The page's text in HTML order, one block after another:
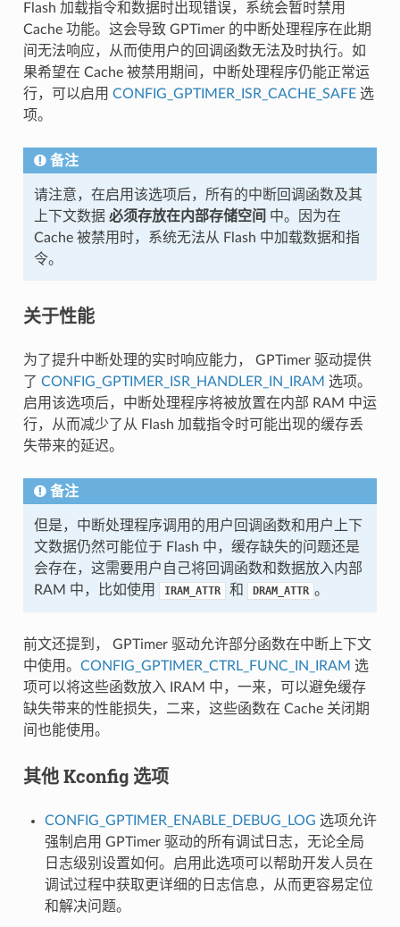
Flash 加载指令和数据时出现错误，系统会暂时禁用
Cache 功能。这会导致 GPTimer 的中断处理程序在此期
间无法响应，从而使用户的回调函数无法及时执行。如
果希望在 Cache 被禁用期间，中断处理程序仍能正常运
行，可以启用 CONFIG_GPTIMER_ISR_CACHE_SAFE选
项。
备注
请注意，在启用该选项后，所有的中断回调函数及其
上下文数据 必须存放在内部存储空间 中。因为在
Cache 被禁用时，系统无法从 Flash 中加载数据和指
令。
关于性能
为了提升中断处理的实时响应能力， GPTimer 驱动提供
了 CONFIG_GPTIMER_ISR_HANDLER_IN_IRAM 选项。
启用该选项后，中断处理程序将被放置在内部 RAM 中运
行，从而减少了从 Flash 加载指令时可能出现的缓存丢
失带来的延迟。
备注
但是，中断处理程序调用的用户回调函数和用户上下
文数据仍然可能位于 Flash 中，缓存缺失的问题还是
会存在，这需要用户自己将回调函数和数据放入内部
RAM 中，比如使用
IRAM_ATTR 和 DRAM_ATTR 。
前文还提到， GPTimer 驱动允许部分函数在中断上下文
中使用。 CONFIG_GPTIMER_CTRL_FUNC_IN_IRAM 选
项可以将这些函数放入 IRAM 中，一来，可以避免缓存
缺失带来的性能损失，二来，这些函数在 Cache 关闭期
间也能使用。
其他 Kconfig 选项
CONFIG_GPTIMER_ENABLE_DEBUG_LOG 选项允许
强制启用 GPTimer 驱动的所有调试日志，无论全局
日志级别设置如何。启用此选项可以帮助开发人员在
调试过程中获取更详细的日志信息，从而更容易定位
和解决问题。